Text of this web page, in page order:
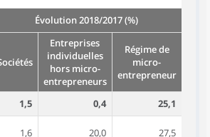
Évolution 2018/2017 (%)
Entreprises
individuelles
hors micro-
entrepreneurs
Régime de
micro-
entrepreneur
1,5 0,4 25,1
1,6 20,0 27,5